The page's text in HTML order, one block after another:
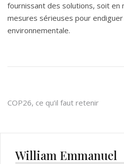
fournissant des solutions, soit
mesures sérieuses pour endiguer
environnementale.
Navigation
COP26, ce qu’il faut retenir
William Emmanuel